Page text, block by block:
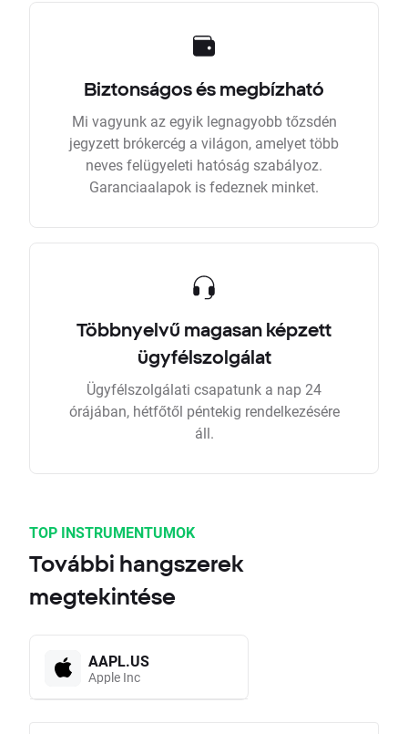
Biztonságos és megbízható
Mi vagyunk az egyik legnagyobb tőzsdén
jegyzett brókercég a világon, amelyet több
neves felügyeleti hatóság szabályoz.
Garanciaalapok is fedeznek minket.
Többnyelvű magasan képzett
ügyfélszolgálat
Ügyfélszolgálati csapatunk a nap 24
órájában, hétfőtől péntekig rendelkezésére
áll.
TOP INSTRUMENTUMOK
További hangszerek
megtekintése
AAPL.US
Apple Inc